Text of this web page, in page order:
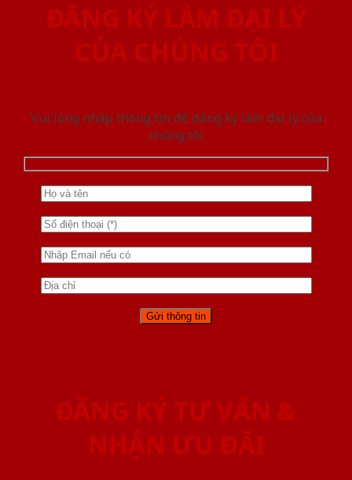
ĐĂNG KÝ LÀM ĐẠI LÝ
CỦA CHÚNG TÔI
Vui lòng nhập thông tin để đăng ký làm đại lý của
chúng tôi
ĐĂNG KÝ TƯ VẤN &
NHẬN ƯU ĐÃI